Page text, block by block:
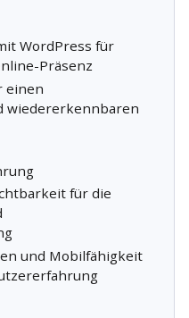
WordPress für
Präsenz
einen
wiedererkennbaren
für die
und Mobilfähigkeit